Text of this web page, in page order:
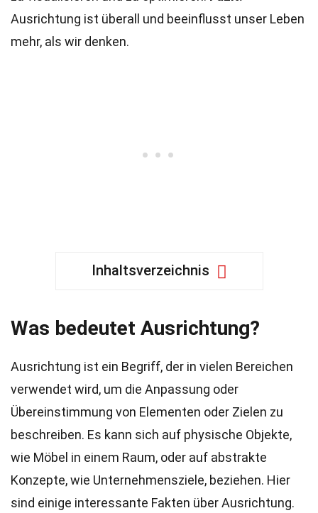
Ausrichtung ist überall und beeinflusst unser Leben
mehr, als wir denken.
Inhaltsverzeichnis
Was bedeutet Ausrichtung?
Ausrichtung ist ein Begriff, der in vielen Bereichen
verwendet wird, um die Anpassung oder
Übereinstimmung von Elementen oder Zielen zu
beschreiben. Es kann sich auf physische Objekte,
wie Möbel in einem Raum, oder auf abstrakte
Konzepte, wie Unternehmensziele, beziehen. Hier
sind einige interessante Fakten über Ausrichtung.